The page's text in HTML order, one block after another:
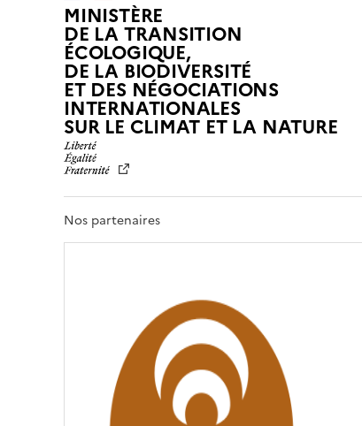
MINISTÈRE
DE LA TRANSITION
ÉCOLOGIQUE,
DE LA BIODIVERSITÉ
ET DES NÉGOCIATIONS
INTERNATIONALES
SUR LE CLIMAT ET LA NATUREL
R
É
Nos partenaires